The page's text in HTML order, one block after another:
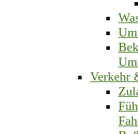
Verkehr